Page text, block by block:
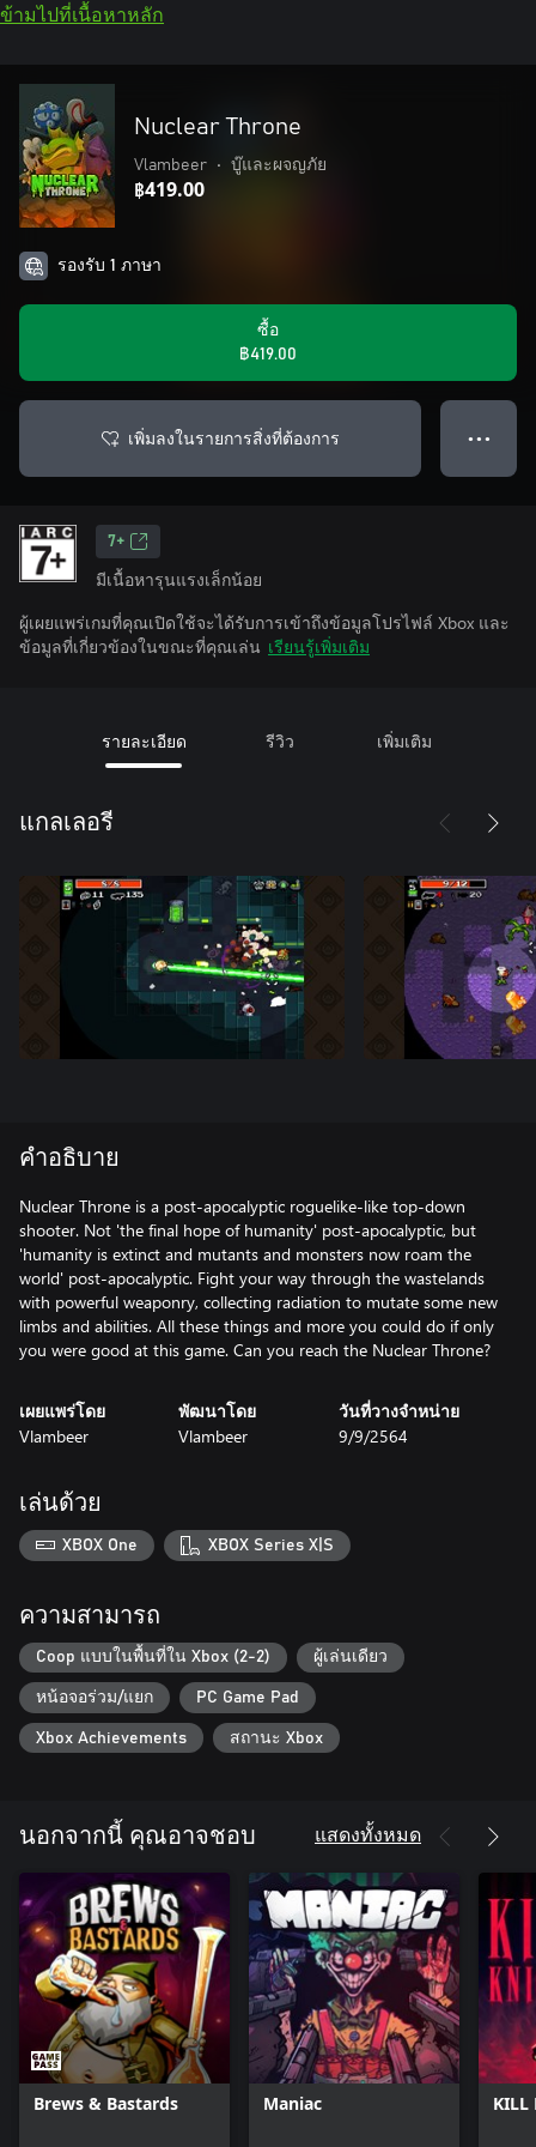
ข้ามไปที่เนื้อหาหลัก
Nuclear Throne
Vlambeer • บู๊และผจญภัย
฿419.00
รองรับ 1 ภาษา
ซื้อ
฿419.00
เพิ่มลงในรายการสิ่งที่ต้องการ ● ● ●
7+
มีเนื้อหารุนแรงเล็กน้อย
ผู้เผยแพร่เกมที่คุณเปิดใช้จะได้รับการเข้าถึงข้อมูลโปรไฟล์ Xbox และ
ข้อมูลที่เกี่ยวข้องในขณะที่คุณเล่น เรียนรู้เพิ่มเติม
รายละเอียด รีวิว เพิ่มเติม
แกลเลอรี
คำอธิบาย
Nuclear Throne is a post-apocalyptic roguelike-like top-down
shooter. Not 'the final hope of humanity' post-apocalyptic, but
'humanity is extinct and mutants and monsters now roam the
world' post-apocalyptic. Fight your way through the wastelands
with powerful weaponry, collecting radiation to mutate some new
limbs and abilities. All these things and more you could do if only
เผยแพร่โดย
Vlambeer
พัฒนาโดย
Vlambeer
วันที่วางจำหน่าย
9/9/2564
เล่นด้วย
XBOX One XBOX Series X|S
ความสามารถ
Coop แบบในพื้นที่ใน Xbox (2-2) ผู้เล่นเดียว
หน้อจอร่วม/แยก PC Game Pad
Xbox Achievements สถานะ Xbox
นอกจากนี้ คุณอาจชอบ แสดงทั้งหมด
Brews & Bastards Maniac KILL